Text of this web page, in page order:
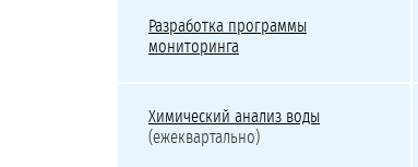
Разработка программы
мониторинга
Химический анализ воды
(ежеквартально)